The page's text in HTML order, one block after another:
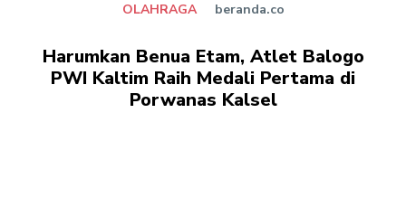
OLAHRAGA beranda.co
Harumkan Benua Etam, Atlet Balogo
PWI Kaltim Raih Medali Pertama di
Porwanas Kalsel